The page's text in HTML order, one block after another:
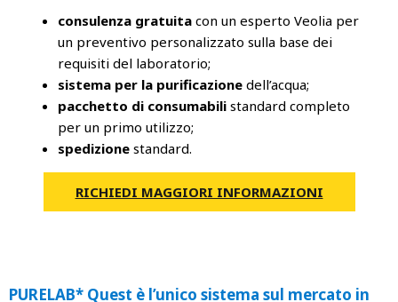
consulenza gratuita con un esperto Veolia per
un preventivo personalizzato sulla base dei
requisiti del laboratorio;
sistema per la purificazione dell’acqua;
pacchetto di consumabili standard completo
per un primo utilizzo;
spedizione standard.
RICHIEDI MAGGIORI INFORMAZIONI
PURELAB* Quest è l’unico sistema sul mercato in